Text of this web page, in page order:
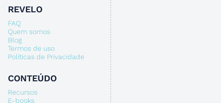
REVELO
FAQ
Quem somos
Blog
Termos de uso
Políticas de Privacidade
CONTEÚDO
Recursos
E-books